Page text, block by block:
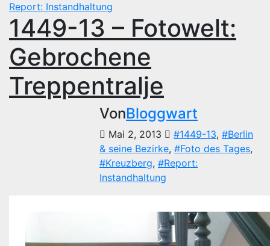
Report: Instandhaltung
1449-13 – Fotowelt:
Gebrochene
Treppentralje
VonBloggwart
Mai 2, 2013 #1449-13, #Berlin
& seine Bezirke, #Foto des Tages,
#Kreuzberg, #Report:
Instandhaltung